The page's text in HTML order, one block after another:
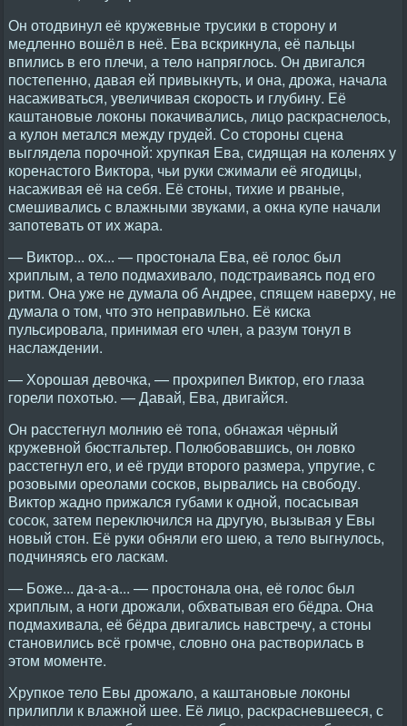
Он отодвинул её кружевные трусики в сторону и
медленно вошёл в неё. Ева вскрикнула, её пальцы
впились в его плечи, а тело напряглось. Он двигался
постепенно, давая ей привыкнуть, и она, дрожа, начала
насаживаться, увеличивая скорость и глубину. Её
каштановые локоны покачивались, лицо раскраснелось,
а кулон метался между грудей. Со стороны сцена
выглядела порочной: хрупкая Ева, сидящая на коленях у
коренастого Виктора, чьи руки сжимали её ягодицы,
насаживая её на себя. Её стоны, тихие и рваные,
смешивались с влажными звуками, а окна купе начали
запотевать от их жара.
— Виктор... ох... — простонала Ева, её голос был
хриплым, а тело подмахивало, подстраиваясь под его
ритм. Она уже не думала об Андрее, спящем наверху, не
думала о том, что это неправильно. Её киска
пульсировала, принимая его член, а разум тонул в
наслаждении.
— Хорошая девочка, — прохрипел Виктор, его глаза
горели похотью. — Давай, Ева, двигайся.
Он расстегнул молнию её топа, обнажая чёрный
кружевной бюстгальтер. Полюбовавшись, он ловко
расстегнул его, и её груди второго размера, упругие, с
розовыми ореолами сосков, вырвались на свободу.
Виктор жадно прижался губами к одной, посасывая
сосок, затем переключился на другую, вызывая у Евы
новый стон. Её руки обняли его шею, а тело выгнулось,
подчиняясь его ласкам.
— Боже... да-а-а... — простонала она, её голос был
хриплым, а ноги дрожали, обхватывая его бёдра. Она
подмахивала, её бёдра двигались навстречу, а стоны
становились всё громче, словно она растворилась в
этом моменте.
Хрупкое тело Евы дрожало, а каштановые локоны
прилипли к влажной шее. Её лицо, раскрасневшееся, с